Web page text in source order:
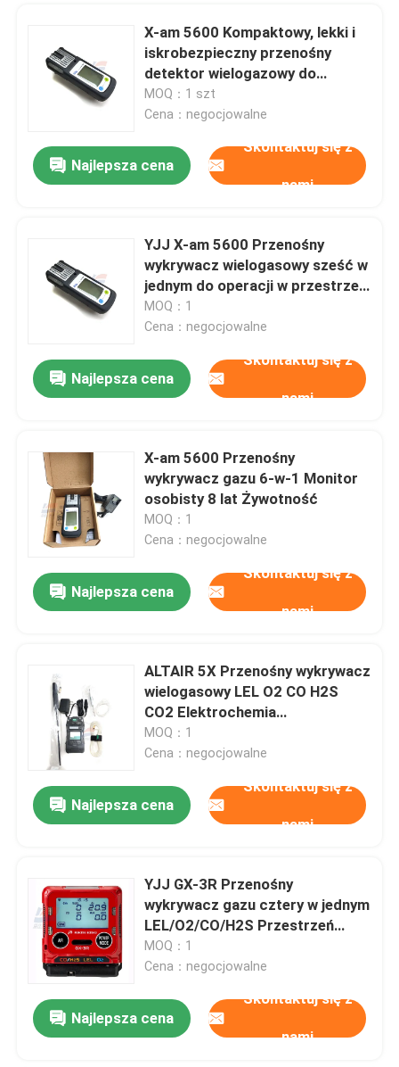
X-am 5600 Kompaktowy, lekki i
iskrobezpieczny przenośny
detektor wielogazowy do
monitorowania wejść do
przestrzeni zamkniętych
MOQ：1 szt
Cena：negocjowalne
Najlepsza cena
Skontaktuj się z
nami
YJJ X-am 5600 Przenośny
wykrywacz wielogasowy sześć w
jednym do operacji w przestrzeni
zamkniętej
MOQ：1
Cena：negocjowalne
Najlepsza cena
Skontaktuj się z
nami
X-am 5600 Przenośny
wykrywacz gazu 6-w-1 Monitor
osobisty 8 lat Żywotność
MOQ：1
Cena：negocjowalne
Najlepsza cena
Skontaktuj się z
nami
ALTAIR 5X Przenośny wykrywacz
wielogasowy LEL O2 CO H2S
CO2 Elektrochemia
przemysłowa
MOQ：1
Cena：negocjowalne
Najlepsza cena
Skontaktuj się z
nami
YJJ GX-3R Przenośny
wykrywacz gazu cztery w jednym
LEL/O2/CO/H2S Przestrzeń
zamknięta Praca Środowiska
zamknięte
MOQ：1
Cena：negocjowalne
Najlepsza cena
Skontaktuj się z
nami